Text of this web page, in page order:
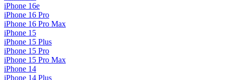
iPhone 16e
iPhone 16 Pro
iPhone 16 Pro Max
iPhone 15
iPhone 15 Plus
iPhone 15 Pro
iPhone 15 Pro Max
iPhone 14
iPhone 14 Plus